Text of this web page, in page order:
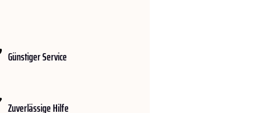
Günstiger Service
Zuverlässige Hilfe